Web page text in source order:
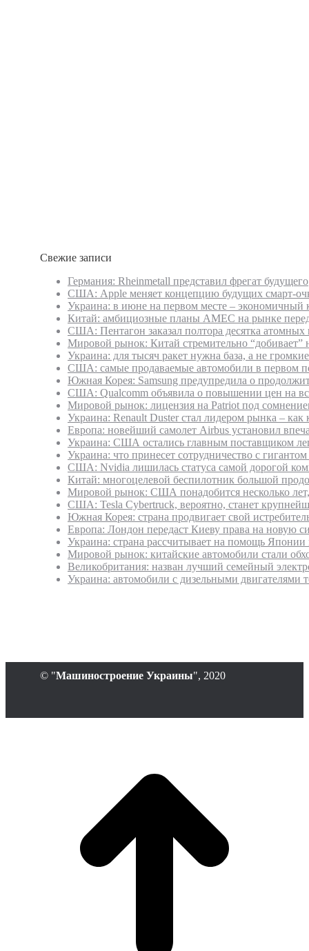
Свежие записи
Германия: Rheinmetall представил фрегат будущего
США: Apple меняет концепцию будущих смарт-
Украина: в июне на первом месте – экономичный
Китай: амбициозные планы AMEC на рынке
США: Пентагон заказал полтора десятка атомных
Мировой рынок: Китай стремительно “добивает”
Украина: для тысяч ракет нужна база, а не
США: самые продаваемые автомобили в первом
Южная Корея: Samsung предупредила о
США: Qualcomm объявила о повышении цен на
Мировой рынок: лицензия на Patriot под
Украина: Renault Duster стал лидером рынка –
Европа: новейший самолет Airbus установил
Украина: США остались главным поставщиком
Украина: что принесет сотрудничество с
США: Nvidia лишилась статуса самой дорогой
Китай: многоцелевой беспилотник большой
Мировой рынок: США понадобится несколько
США: Tesla Cybertruck, вероятно, станет
Южная Корея: страна продвигает свой
Европа: Лондон передаст Киеву права на новую
Украина: страна рассчитывает на помощь Японии
Мировой рынок: китайские автомобили стали
Великобритания: назван лучший семейный
Украина: автомобили с дизельными двигателями
© "Машиностроение Украины", 2020